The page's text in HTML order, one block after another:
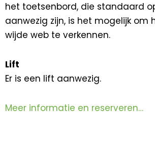
het toetsenbord, die standaard
aanwezig zijn, is het mogelijk om
wijde web te verkennen.
Lift
Er is een lift aanwezig.
Meer informatie en reserveren…